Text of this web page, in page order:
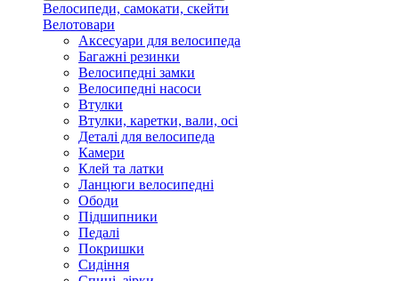
Велосипеди, самокати, скейти
Велотовари
Аксесуари для велосипеда
Багажні резинки
Велосипедні замки
Велосипедні насоси
Втулки
Втулки, каретки, вали, осі
Деталі для велосипеда
Камери
Клей та латки
Ланцюги велосипедні
Ободи
Підшипники
Педалі
Покришки
Сидіння